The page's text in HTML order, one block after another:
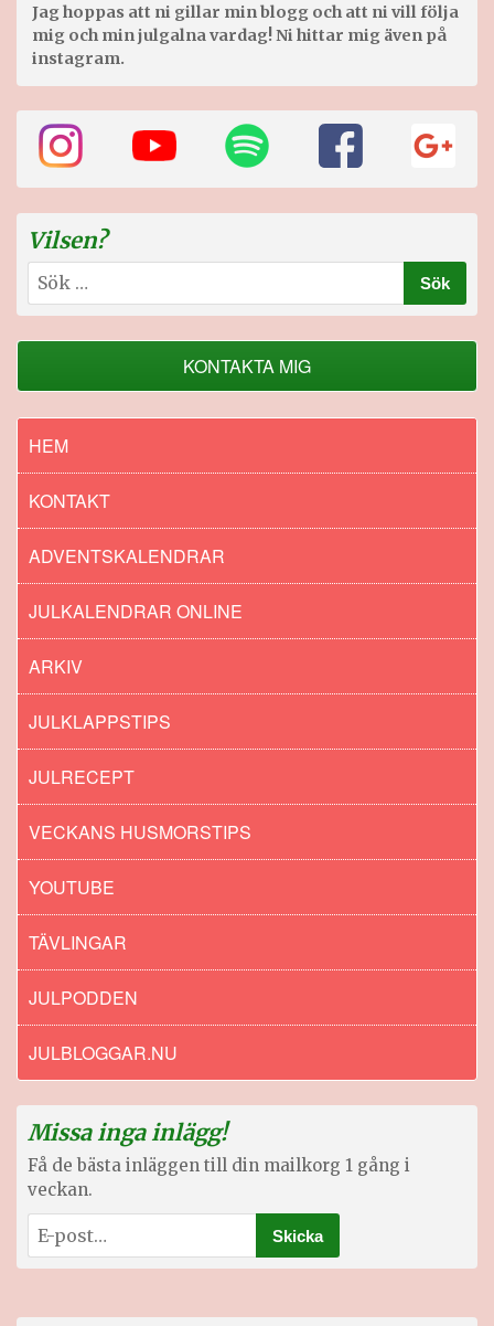
Jag hoppas att ni gillar min blogg och att ni vill följa
mig och min julgalna vardag! Ni hittar mig även på
instagram.
Vilsen?
Sök
efter:
KONTAKTA MIG
HEM
KONTAKT
ADVENTSKALENDRAR
JULKALENDRAR ONLINE
ARKIV
JULKLAPPSTIPS
JULRECEPT
VECKANS HUSMORSTIPS
YOUTUBE
TÄVLINGAR
JULPODDEN
JULBLOGGAR.NU
Missa inga inlägg!
Få de bästa inläggen till din mailkorg 1 gång i
veckan.